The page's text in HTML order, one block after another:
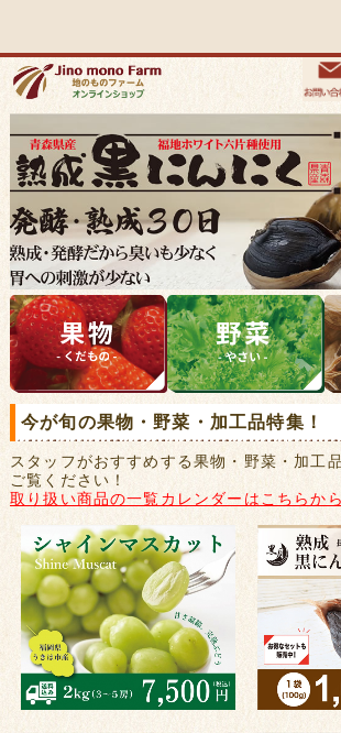
今が旬の果物・野菜・加工品特集！
スタッフがおすすめする果物・野菜・加工
ご覧ください！
取り扱い商品の一覧カレンダーはこちらから